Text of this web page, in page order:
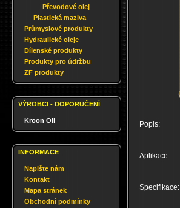
Převodové olej
Plastická maziva
Průmyslové produkty
Hydraulické oleje
Dílenské produkty
Produkty pro údržbu
ZF produkty
VÝROBCI - DOPORUČENÍ
Kroon Oil
INFORMACE
Napište nám
Kontakt
Mapa stránek
Obchodní podmínky
Popis:
Aplikace:
Specifikace: